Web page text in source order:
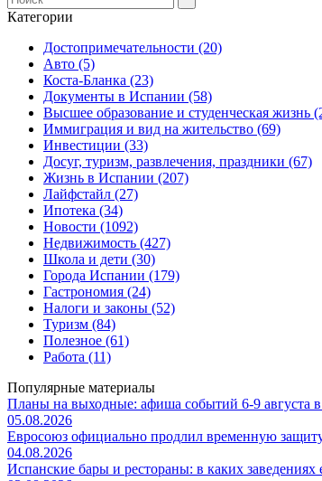
Категории
Достопримечательности (20)
Авто (5)
Коста-Бланка (23)
Документы в Испании (58)
Высшее образование и студенческая жизнь
Иммиграция и вид на жительство (69)
Инвестиции (33)
Досуг, туризм, развлечения, праздники (67)
Жизнь в Испании (207)
Лайфстайл (27)
Ипотека (34)
Новости (1092)
Недвижимость (427)
Школа и дети (30)
Города Испании (179)
Гастрономия (24)
Налоги и законы (52)
Туризм (84)
Полезное (61)
Работа (11)
Популярные материалы
Планы на выходные: афиша событий 6-9 августа в
05.08.2026
Евросоюз официально продлил временную
04.08.2026
Испанские бары и рестораны: в каких